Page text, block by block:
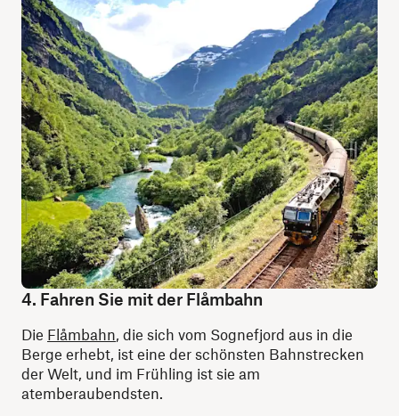
4. Fahren Sie mit der Flåmbahn
Die Flåmbahn , die sich vom Sognefjord aus in die
Berge erhebt, ist eine der schönsten Bahnstrecken
der Welt, und im Frühling ist sie am
atemberaubendsten.